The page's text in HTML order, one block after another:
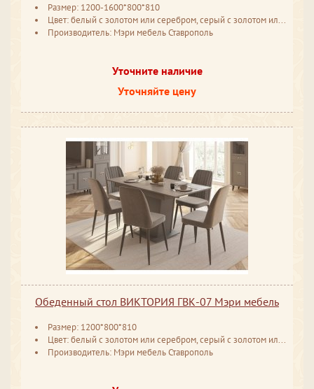
Размер: 1200-1600*800*810
Цвет: белый с золотом или серебром, серый с золотом или серебром
Производитель: Мэри мебель Ставрополь
Уточните наличие
Уточняйте цену
Обеденный стол ВИКТОРИЯ ГВК-07 Мэри мебель
Размер: 1200*800*810
Цвет: белый с золотом или серебром, серый с золотом или серебром
Производитель: Мэри мебель Ставрополь